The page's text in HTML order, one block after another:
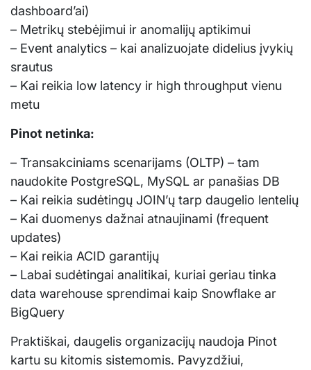
dashboard’ai)
– Metrikų stebėjimui ir anomalijų aptikimui
– Event analytics – kai analizuojate didelius įvykių
srautus
– Kai reikia low latency ir high throughput vienu
metu
Pinot netinka:
– Transakciniams scenarijams (OLTP) – tam
naudokite PostgreSQL, MySQL ar panašias DB
– Kai reikia sudėtingų JOIN’ų tarp daugelio lentelių
– Kai duomenys dažnai atnaujinami (frequent
updates)
– Kai reikia ACID garantijų
– Labai sudėtingai analitikai, kuriai geriau tinka
data warehouse sprendimai kaip Snowflake ar
BigQuery
Praktiškai, daugelis organizacijų naudoja Pinot
kartu su kitomis sistemomis. Pavyzdžiui,